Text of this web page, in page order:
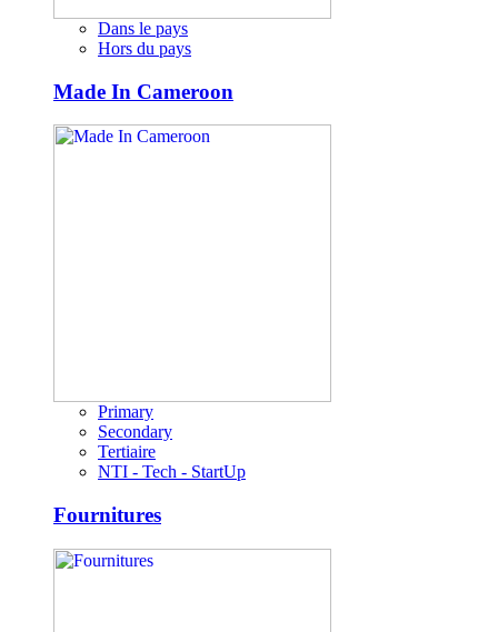
Dans le pays
Hors du pays
Made In Cameroon
Primary
Secondary
Tertiaire
NTI - Tech - StartUp
Fournitures